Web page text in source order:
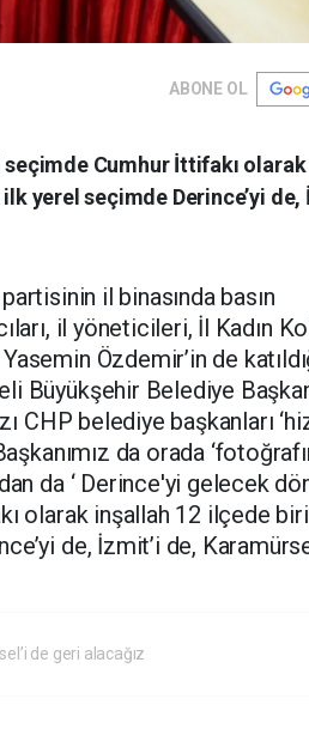
ABONE OL
seçimde Cumhur İttifakı olarak
yerel seçimde Derince’yi de,
il binasında basın
il yöneticileri, İl Kadın
Özdemir’in de
Büyükşehir Belediye
CHP belediye başkanları
da orada
da ‘ Derince'yi gelecek
olarak inşallah 12 ilçede
de, İzmit’i de,
de geri alacağız